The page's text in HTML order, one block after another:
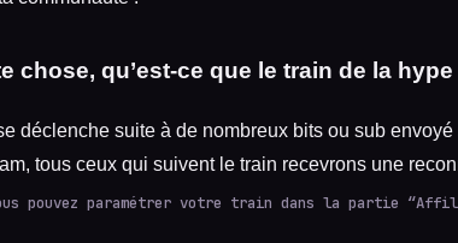
chose, qu’est-ce que le train de la hype
déclenche suite à de nombreux bits ou sub
tous ceux qui suivent le train recevrons une
pouvez paramétrer votre train dans la partie